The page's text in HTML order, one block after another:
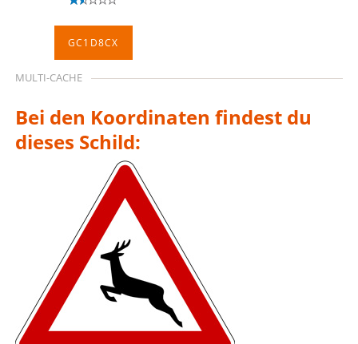
GC1D8CX
MULTI-CACHE
Bei den Koordinaten findest du
dieses Schild: